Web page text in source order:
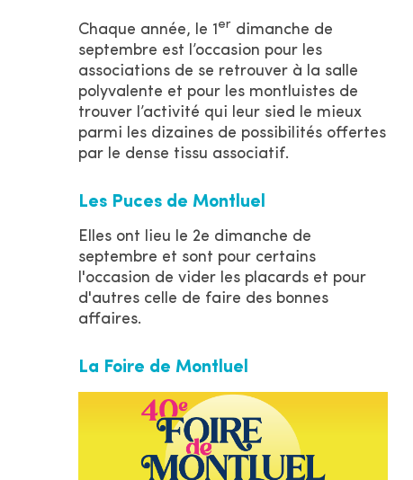
Chaque année, le 1 er dimanche de
septembre est l’occasion pour les
associations de se retrouver à la salle
polyvalente et pour les montluistes de
trouver l’activité qui leur sied le mieux
parmi les dizaines de possibilités offertes
par le dense tissu associatif.
Les Puces de Montluel
Elles ont lieu le 2e dimanche de
septembre et sont pour certains
l'occasion de vider les placards et pour
d'autres celle de faire des bonnes
affaires.
La Foire de Montluel